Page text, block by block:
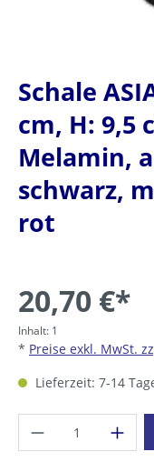
Schale
cm, H: 9,5
Melamin,
schwarz,
rot
20,70 €*
Inhalt: 1
* Preise exkl. MwSt.
Lieferzeit: 7-14
Produkt